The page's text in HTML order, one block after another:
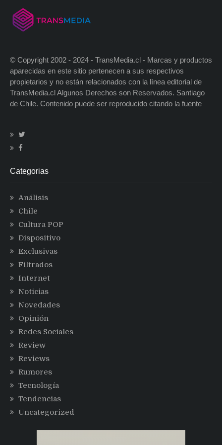
© Copyright 2002 - 2024 - TransMedia.cl - Marcas y productos
aparecidas en este sitio pertenecen a sus respectivos
propietarios y no están relacionados con la línea editorial de
TransMedia.cl Algunos Derechos son Reservados. Santiago
de Chile. Contenido puede ser reproducido citando la fuente
Categorias
Análisis
Chile
Cultura POP
Dispositivo
Exclusivas
Filtrados
Internet
Noticias
Novedades
Opinión
Redes Sociales
Review
Reviews
Rumores
Tecnología
Tendencias
Uncategorized